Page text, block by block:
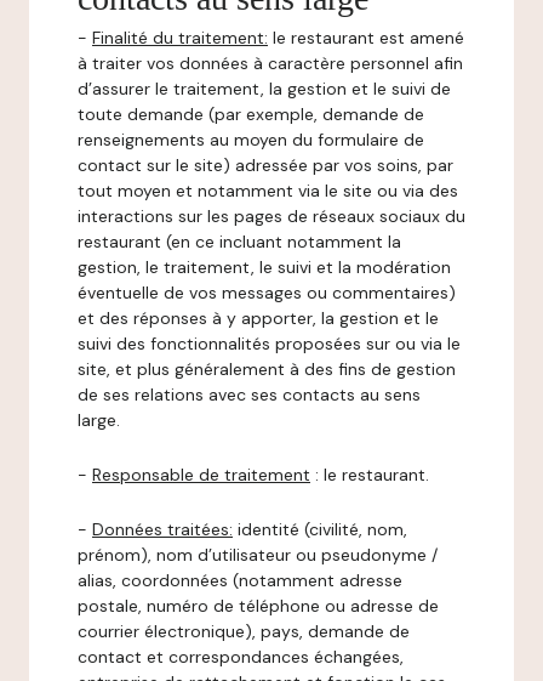
- Finalité du traitement: le restaurant est amené
à traiter vos données à caractère personnel afin
d’assurer le traitement, la gestion et le suivi de
toute demande (par exemple, demande de
renseignements au moyen du formulaire de
contact sur le site) adressée par vos soins, par
tout moyen et notamment via le site ou via des
interactions sur les pages de réseaux sociaux du
restaurant (en ce incluant notamment la
gestion, le traitement, le suivi et la modération
éventuelle de vos messages ou commentaires)
et des réponses à y apporter, la gestion et le
suivi des fonctionnalités proposées sur ou via le
site, et plus généralement à des fins de gestion
de ses relations avec ses contacts au sens
large.
- Responsable de traitement : le restaurant.
- Données traitées: identité (civilité, nom,
prénom), nom d’utilisateur ou pseudonyme /
alias, coordonnées (notamment adresse
postale, numéro de téléphone ou adresse de
courrier électronique), pays, demande de
contact et correspondances échangées,